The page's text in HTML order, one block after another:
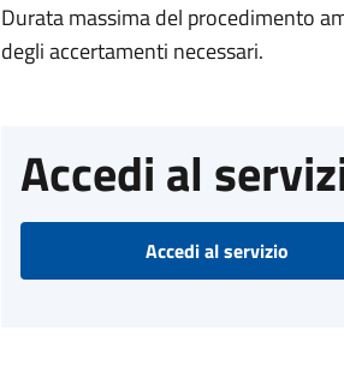
Durata massima del procedimento
degli accertamenti necessari.
Accedi al
Accedi al servizio